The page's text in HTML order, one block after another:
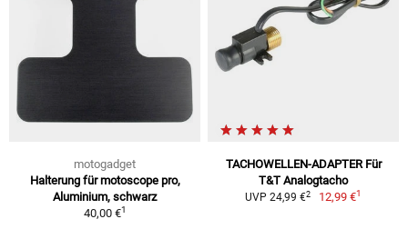
motogadget
Halterung für motoscope pro,
Aluminium, schwarz
40,00 €1
TACHOWELLEN-ADAPTER Für
T&T Analogtacho
UVP 24,99 €2 12,99 €1